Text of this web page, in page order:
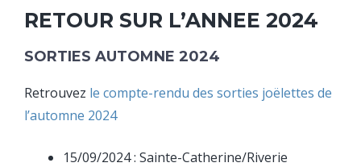
RETOUR SUR L’ANNEE 2024
SORTIES AUTOMNE 2024
Retrouvez le compte-rendu des sorties joëlettes de
l’automne 2024
15/09/2024 : Sainte-Catherine/Riverie